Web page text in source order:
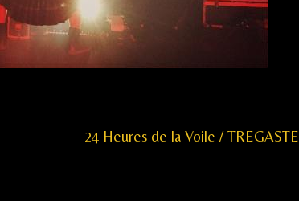
Next
24 Heures de la Voile /